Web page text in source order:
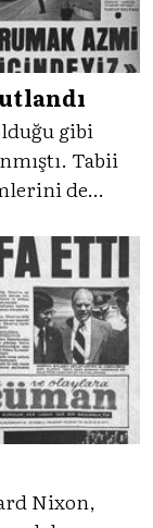
gibi
Tabii
de
bakalım.
Nixon,